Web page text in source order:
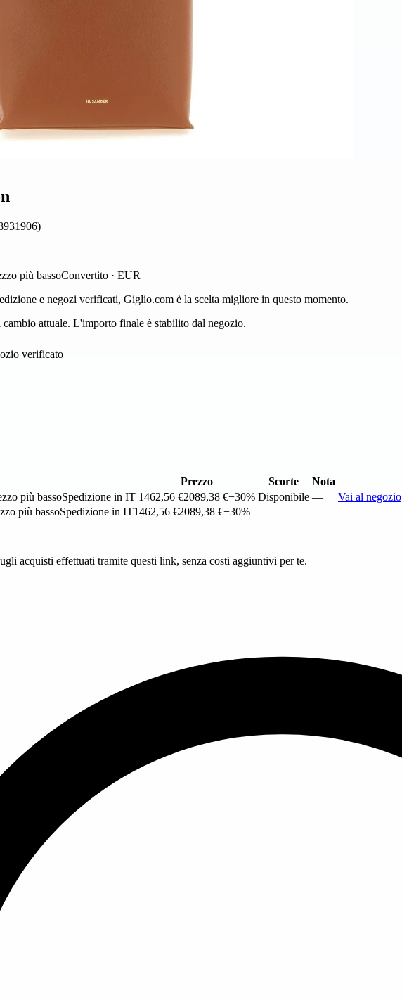
più bassoConvertito · EUR
e negozi verificati, Giglio.com è la scelta migliore in questo momento.
attuale. L'importo finale è stabilito dal negozio.
verificato
Prezzo Scorte
Nota
più bassoSpedizione in IT 1462,56 €2089,38 €−30% Disponibile —
Vai al negozio
più bassoSpedizione in IT1462,56 €2089,38 €−30%
acquisti effettuati tramite questi link, senza costi aggiuntivi per te.